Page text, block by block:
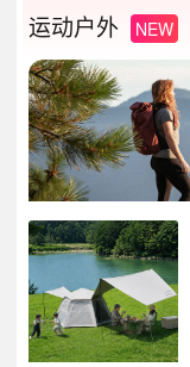
运动户外 NEW